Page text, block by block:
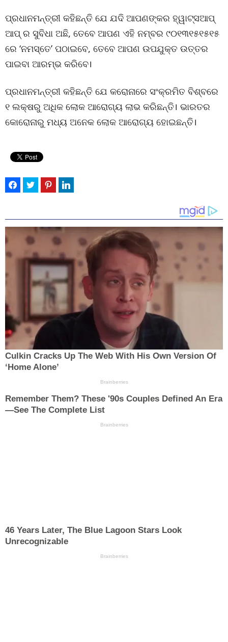
ପ୍ରଧାନମନ୍ତ୍ରୀ କହିଛନ୍ତି ଯେ ଯଦି ଆପଣଙ୍କର ହ୍ୱାଟ୍ସଆପ୍
ଆପ୍ ର ସୁବିଧା ଅଛି, ତେବେ ଆପଣ ଏହି ନମ୍ବର ୯୦୧୩୧୫୧୫୧୫
ରେ ‘ନମସ୍ତେ’ ପଠାଇବେ, ତେବେ ଆପଣ ଉପଯୁକ୍ତ ଉତ୍ତର
ପାଇବା ଆରମ୍ଭ କରିବେ।
ପ୍ରଧାନମନ୍ତ୍ରୀ କହିଛନ୍ତି ଯେ କରୋନାରେ ସଂକ୍ରମିତ ବିଶ୍ବରେ
୧ ଲକ୍ଷରୁ ଅଧିକ ଲୋକ ଆରୋଗ୍ୟ ଲାଭ କରିଛନ୍ତି। ଭାରତର
କୋରୋନାରୁ ମଧ୍ୟ ଅନେକ ଲୋକ ଆରୋଗ୍ୟ ହୋଇଛନ୍ତି।